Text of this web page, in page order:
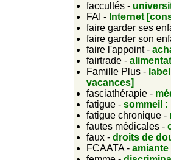
faccultés -
FAI - Internet
faire garder ses
faire garder son
faire l'appoint -
fairtrade -
Famille Plus -
vacances]
fasciathérapie -
fatigue - sommeil :
fatigue chronique -
fautes médicales -
faux - droits de
FCAATA - amiante